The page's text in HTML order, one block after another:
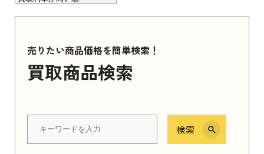
売りたい商品価格を簡単検索！
買取商品検索
検索